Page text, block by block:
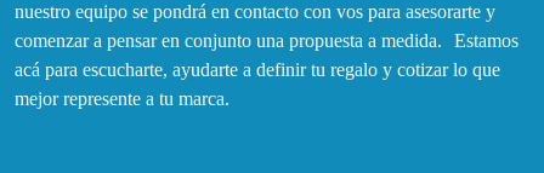
nuestro equipo se pondrá en contacto con vos para asesorarte y
comenzar a pensar en conjunto una propuesta a medida. Estamos
acá para escucharte, ayudarte a definir tu regalo y cotizar lo que
mejor represente a tu marca.